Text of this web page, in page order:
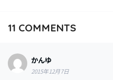
11 COMMENTS
かんゆ
2015年12月7日